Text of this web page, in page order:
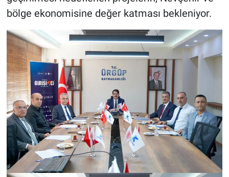
bölge ekonomisine değer katması bekleniyor.